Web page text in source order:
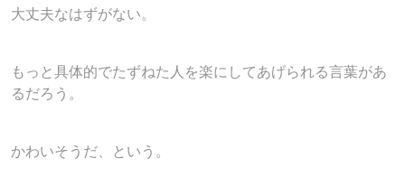
大丈夫なはずがない。
もっと具体的でたずねた人を楽にしてあげられる言葉があ
るだろう。
かわいそうだ、という。